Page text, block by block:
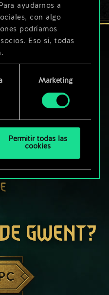
ayudarnos a
con algo
podríamos
Eso sí, todas
las cookies y
Marketing
Permitir todas las
cookies
GWENT?